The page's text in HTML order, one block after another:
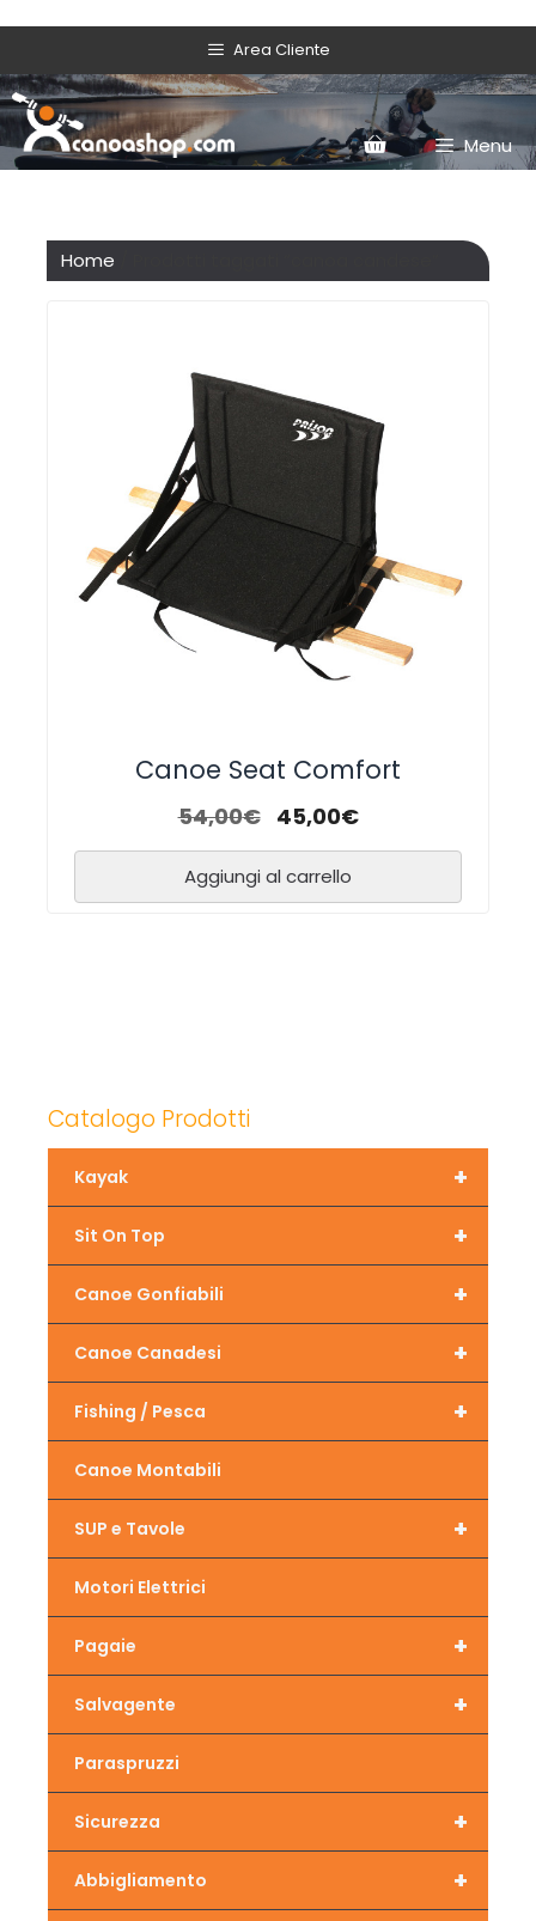
Area Cliente
Menu
Home
Canoe Seat Comfort
54,00€ 45,00€
Aggiungi al carrello
Catalogo Prodotti
+
Kayak
+
Sit On Top
+
Canoe Gonfiabili
+
Canoe Canadesi
+
Fishing / Pesca
Canoe Montabili
+
SUP e Tavole
Motori Elettrici
+
Pagaie
+
Salvagente
Paraspruzzi
+
Sicurezza
+
Abbigliamento